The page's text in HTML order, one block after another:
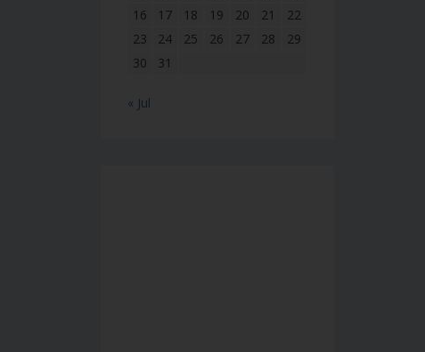
16
17 18 19 20 21
22
23
24 25 26 27 28
29
30
31
« Jul